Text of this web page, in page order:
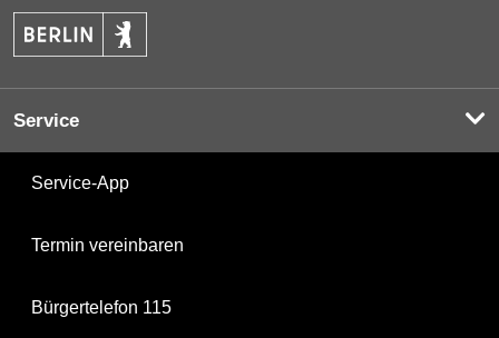
Service
Service-App
Termin vereinbaren
Bürgertelefon 115